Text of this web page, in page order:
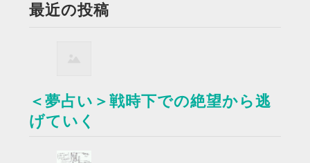
最近の投稿
＜夢占い＞戦時下での絶望から逃
げていく